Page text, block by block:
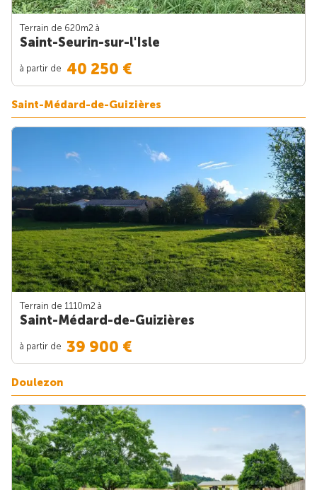
Terrain de 620m2 à
Saint-Seurin-sur-l'Isle
à partir de 40 250 €
Saint-Médard-de-Guizières
Terrain de 1110m2 à
Saint-Médard-de-Guizières
à partir de 39 900 €
Doulezon